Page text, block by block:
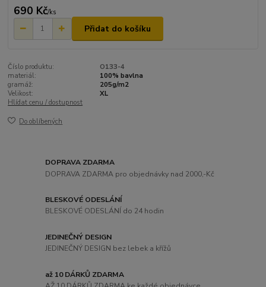
690 Kč/ks
Přidat do košíku
Číslo produktu:
O133-4
materiál:
100% bavlna
gramáž:
205g/m2
Velikost:
XL
Hlídat cenu / dostupnost
Do oblíbených
DOPRAVA ZDARMA
DOPRAVA ZDARMA pro objednávky nad 2000,-Kč
BLESKOVÉ ODESLÁNÍ
BLESKOVÉ ODESLÁNÍ do 24 hodin
JEDINEČNÝ DESIGN
JEDINEČNÝ DESIGN bez lebek a křížů
až 10 DÁRKŮ ZDARMA